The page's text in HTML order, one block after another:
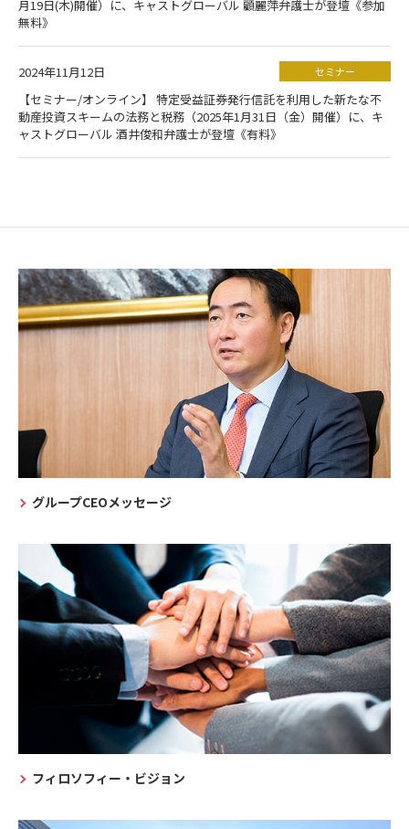
月19日(木)開催）に、キャストグローバル 顧麗萍弁護士が登壇《参加
無料》
2024年11月12日 セミナー
【セミナー/オンライン】 特定受益証券発行信託を利用した新たな不
動産投資スキームの法務と税務（2025年1月31日（金）開催）に、キ
ャストグローバル 酒井俊和弁護士が登壇《有料》
グループCEOメッセージ
フィロソフィー・ビジョン